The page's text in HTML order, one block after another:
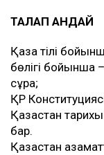
ТАЛАП ҚАНДАЙ
Қазақ тілі
бөлігі бойынша
сұрақ;
ҚР
Қазақстан
бар.
Қазақстан